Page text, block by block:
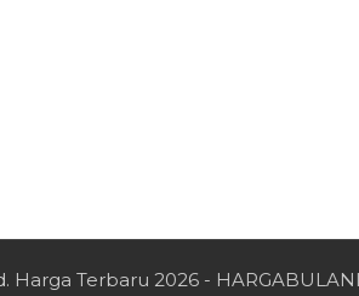
Harga Terbaru 2026 -